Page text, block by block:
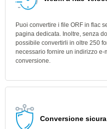
Puoi convertire i file ORF in flac
pagina dedicata. Inoltre, senza
possibile convertirli in oltre 250
necessario fornire un indirizzo
conversione.
Conversione